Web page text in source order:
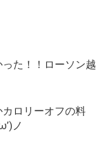
た！！ローソン越
ロリーオフの料
ノ